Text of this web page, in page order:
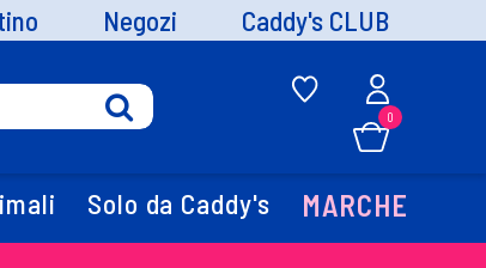
Negozi Caddy's CLUB
0
Solo da Caddy's MARCHE